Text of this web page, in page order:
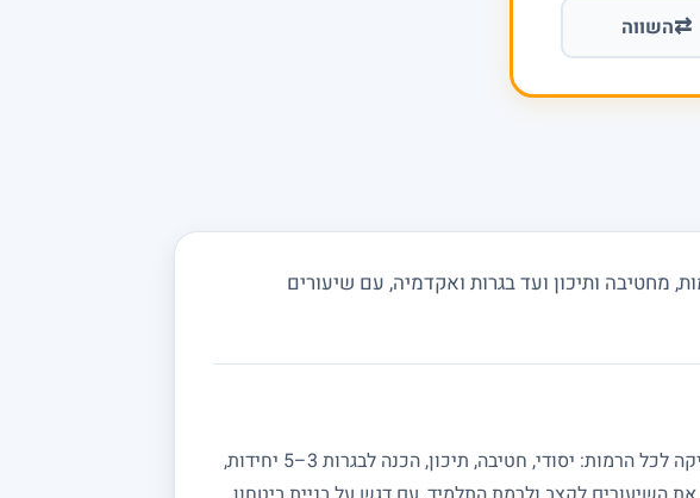
⇄השווה
ותיכון ועד בגרות ואקדמיה, עם שיעורים
מחפשים מורה פרטי למתמטיקה? באתר מורה מורה תמצאו מורים מנוסים המלמדים מתמטיקה לכל הרמות: יסודי, חטיבה, תיכון, הכנה לבגרות 3–5 יחידות,